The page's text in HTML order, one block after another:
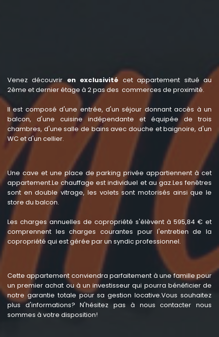
Venez découvriren exclusivité cet appartement situé au
2ème et dernier étage à 2 pas des commerces de proximité.
Il est composé d'une entrée, d'un séjour donnant accès à un
balcon, d'une cuisine indépendante et équipée de trois
chambres, d'une salle de bains avec douche et baignoire, d'un
WC et d'un cellier.
Une cave et une place de parking privée appartiennent à cet
appartement.Le chauffage est individuel et au gaz.Les fenêtres
sont en double vitrage, les volets sont motorisés ainsi que le
store du balcon.
Les charges annuelles de copropriété s'élèvent à 595,84 € et
comprennent les charges courantes pour l'entretien de la
copropriété qui est gérée par un syndic professionnel.
Cette appartement conviendra parfaitement à une famille pour
un premier achat ou à un investisseur qui pourra bénéficier de
notre garantie totale pour sa gestion locative.Vous souhaitez
plus d'informations? N'hésitez pas à nous contacter nous
sommes à votre disposition!